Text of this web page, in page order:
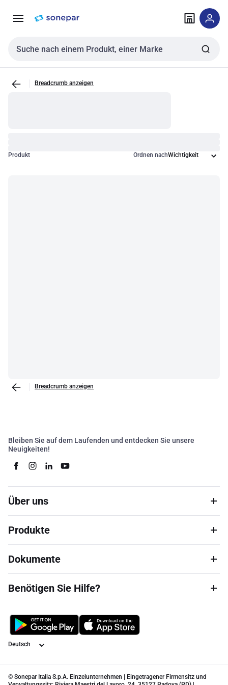
NavigationInhalt
Sucheingabe
Breadcrumb anzeigen
Produkt Ordnen nach
Breadcrumb anzeigen
Bleiben Sie auf dem Laufenden und entdecken Sie unsere
Neuigkeiten!
Über uns
Produkte
Dokumente
Benötigen Sie Hilfe?
Sprache
© Sonepar Italia S.p.A. Einzelunternehmen | Eingetragener Firmensitz und